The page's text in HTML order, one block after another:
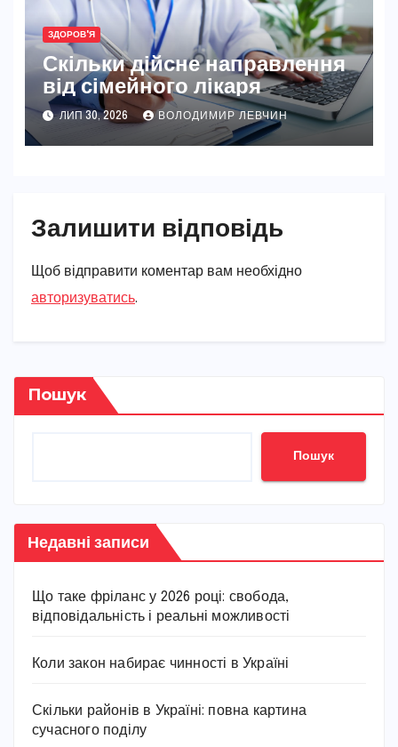
ЗДОРОВ'Я
Скільки дійсне направлення
від сімейного лікаря
ЛИП 30, 2026 ВОЛОДИМИР ЛЕВЧИН
Залишити відповідь
Щоб відправити коментар вам необхідно
авторизуватись.
Пошук
Пошук
Недавні записи
Що таке фріланс у 2026 році: свобода,
відповідальність і реальні можливості
Коли закон набирає чинності в Україні
Скільки районів в Україні: повна картина
сучасного поділу